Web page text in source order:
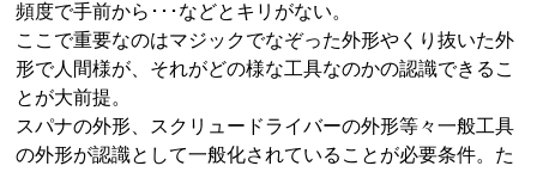
頻度で手前から･･･などとキリがない。
ここで重要なのはマジックでなぞった外形やくり抜いた外
形で人間様が、それがどの様な工具なのかの認識できるこ
とが大前提。
スパナの外形、スクリュードライバーの外形等々一般工具
の外形が認識として一般化されていることが必要条件。た